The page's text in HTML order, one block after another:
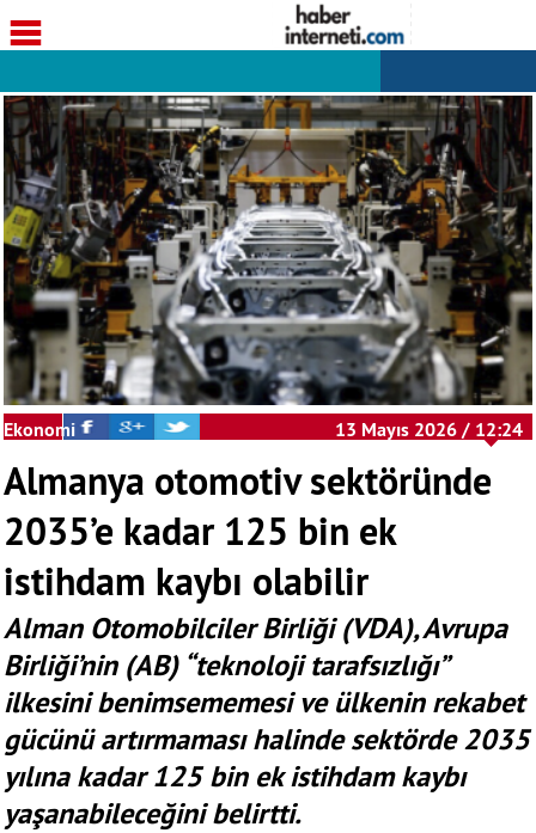
Ekonomi 13 Mayıs 2026 / 12:24
Almanya otomotiv sektöründe
2035’e kadar 125 bin ek
istihdam kaybı olabilir
Alman Otomobilciler Birliği (VDA), Avrupa
Birliği’nin (AB) “teknoloji tarafsızlığı”
ilkesini benimsememesi ve ülkenin rekabet
gücünü artırmaması halinde sektörde 2035
yılına kadar 125 bin ek istihdam kaybı
yaşanabileceğini belirtti.